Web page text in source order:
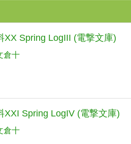
XX Spring LogIII (電撃文庫)
倉十
XXI Spring LogIV (電撃文庫)
倉十